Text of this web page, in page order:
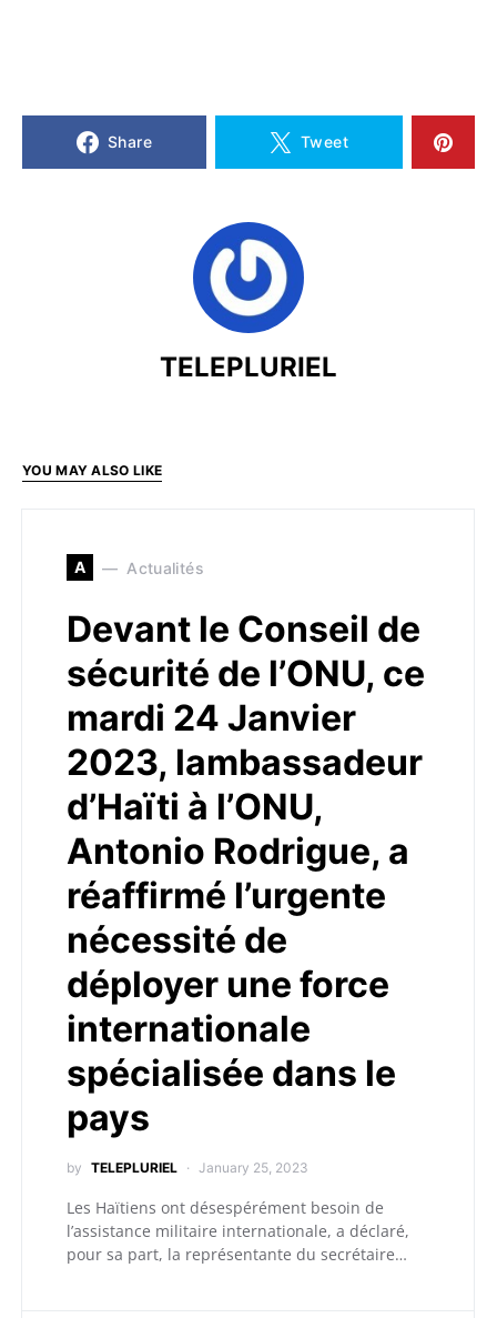
Share Tweet
TELEPLURIEL
YOU MAY ALSO LIKE
A Actualités
Devant le Conseil de
sécurité de l’ONU, ce
mardi 24 Janvier
2023, lambassadeur
d’Haïti à l’ONU,
Antonio Rodrigue, a
réaffirmé l’urgente
nécessité de
déployer une force
internationale
spécialisée dans le
pays
by TELEPLURIEL January 25, 2023
Les Haïtiens ont désespérément besoin de
l’assistance militaire internationale, a déclaré,
pour sa part, la représentante du secrétaire…